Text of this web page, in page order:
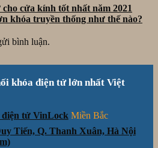
cửa kính tốt nhất năm 2021
khóa truyền thống như thế nào?
bình luận.
khóa điện tử lớn nhất Việt
điện tử VinLock Miền Bắc
Tiến, Q. Thanh Xuân, Hà Nội